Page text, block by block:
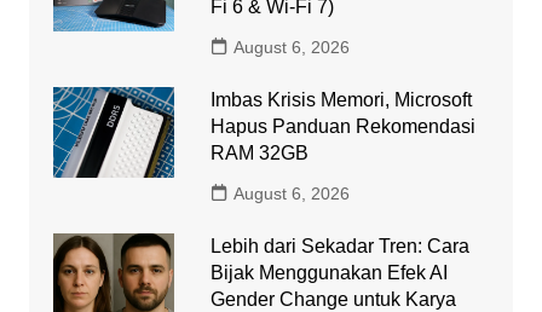
Fi 6 & Wi-Fi 7)
August 6, 2026
Imbas Krisis Memori, Microsoft
Hapus Panduan Rekomendasi
RAM 32GB
August 6, 2026
Lebih dari Sekadar Tren: Cara
Bijak Menggunakan Efek AI
Gender Change untuk Karya